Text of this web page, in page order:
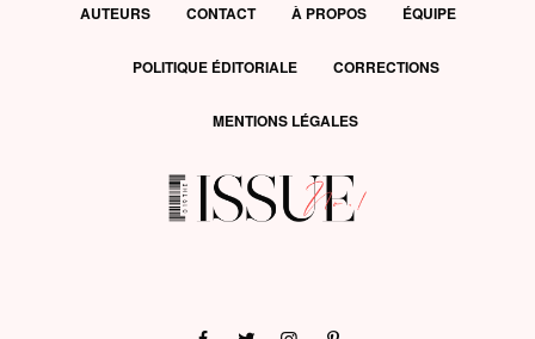
AUTEURS CONTACT À PROPOS ÉQUIPE
POLITIQUE ÉDITORIALE CORRECTIONS
MENTIONS LÉGALES